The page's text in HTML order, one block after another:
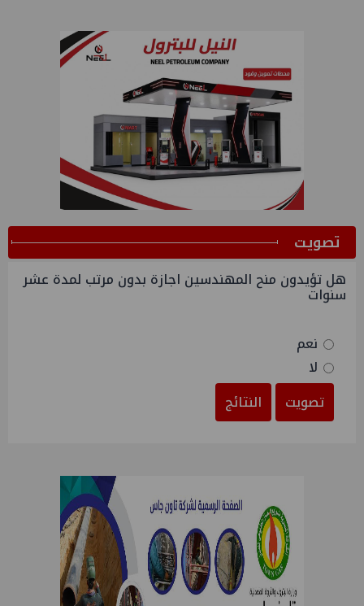
ﺗﺼﻮﻳﺖ
هل تؤيدون منح المهندسين اجازة بدون مرتب لمدة عشر
سنوات
نعم
لا
تصويت
النتائج